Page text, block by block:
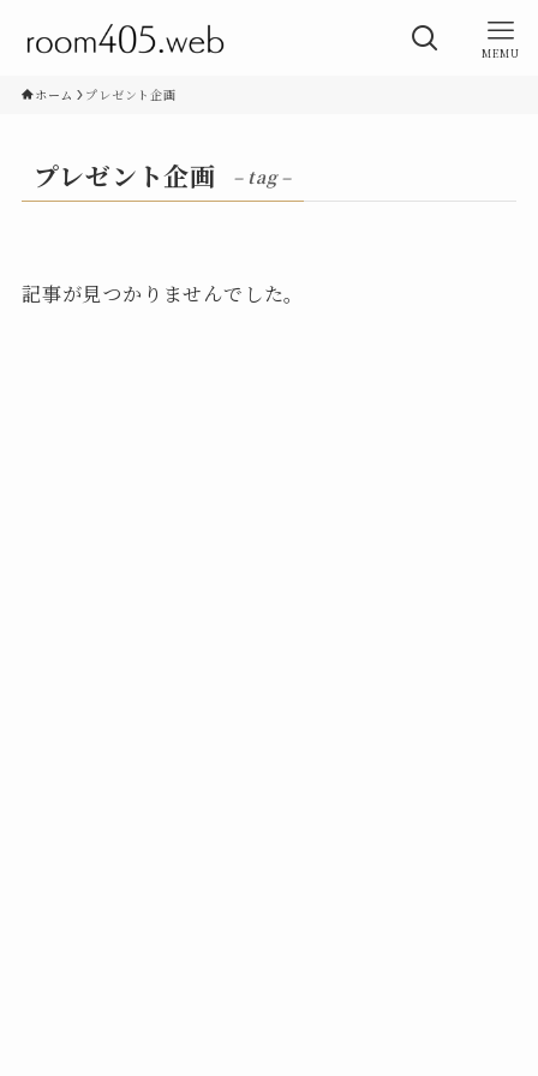
MEMU
ホーム プレゼント企画
プレゼント企画 – tag –
記事が見つかりませんでした。